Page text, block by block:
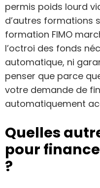
permis poids lourd
d’autres formations
formation FIMO
l’octroi des fonds
automatique, ni
penser que parce
votre demande de
automatiquement
Quelles
pour
?